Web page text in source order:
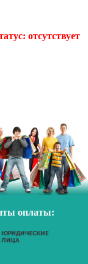
отсутствует
оплаты: